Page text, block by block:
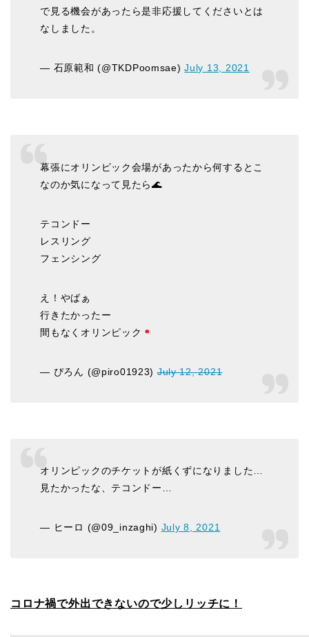
で見る機会があったら是非応援してくださいとは
なしました。
— 石原範和 (@TKDPoomsae)July 13, 2021
幕張にオリンピック会場があったから何するとこ
なのか気になって見たら🌊
テコンドー
レスリング
フェンシング
え！やばぁ
行きたかったー
間もなくオリンピック
— ぴろん (@piro01923)July 12, 2021
オリンピックのチケットが紙くずになりました…
見たかったな、テコンドー…
— ヒーロ (@09_inzaghi) July 8, 2021
コロナ禍で外出できないので少しリッチに！